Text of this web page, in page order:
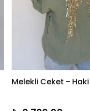
Melekli Ceket - Haki